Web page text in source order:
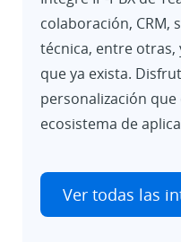
colaboración, CRM,
técnica, entre
que ya exista.
personalización
ecosistema de
Ver todas las